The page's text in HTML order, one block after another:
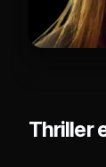
Thriller